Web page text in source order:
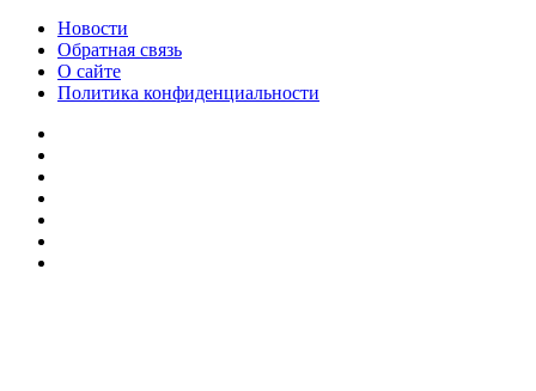
Новости
Обратная связь
О сайте
Политика конфиденциальности